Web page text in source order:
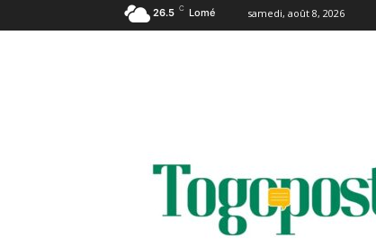
26.5 C Lomé samedi, août 8, 2026